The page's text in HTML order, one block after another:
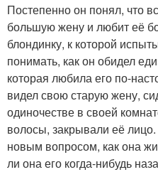
Постепенно он понял, что
большую жену и любит её
блондинку, к которой
понимать, как он обидел
которая любила его по-
видел свою старую жену,
одиночестве в своей
волосы, закрывали её
новым вопросом, как она
ли она его когда-нибудь